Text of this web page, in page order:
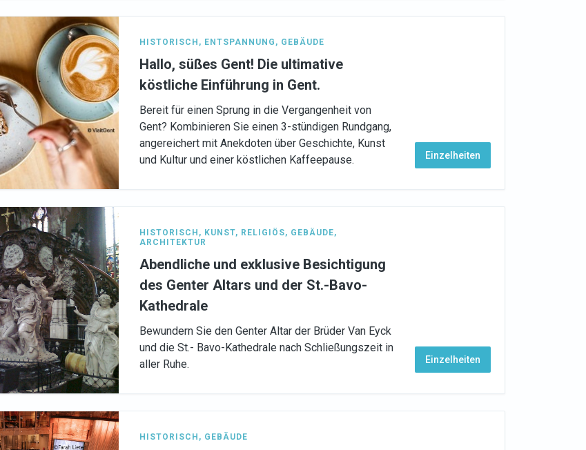
HISTORISCH , ENTSPANNUNG , GEBÄUDE
Hallo, süßes Gent! Die ultimative
köstliche Einführung in Gent.
Bereit für einen Sprung in die Vergangenheit von
Gent? Kombinieren Sie einen 3-stündigen Rundgang,
angereichert mit Anekdoten über Geschichte, Kunst
und Kultur und einer köstlichen Kaffeepause.
Einzelheiten
HISTORISCH , KUNST, RELIGIÖS, GEBÄUDE,
ARCHITEKTUR
Abendliche und exklusive Besichtigung
des Genter Altars und der St.-Bavo-
Kathedrale
Bewundern Sie den Genter Altar der Brüder Van Eyck
und die St.- Bavo-Kathedrale nach Schließungszeit in
aller Ruhe.
Einzelheiten
HISTORISCH , GEBÄUDE